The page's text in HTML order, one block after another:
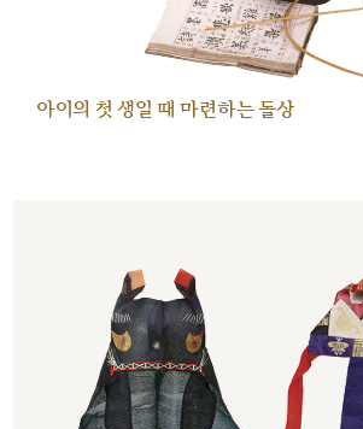
아이의 첫 생일 때 마련하는 돌상